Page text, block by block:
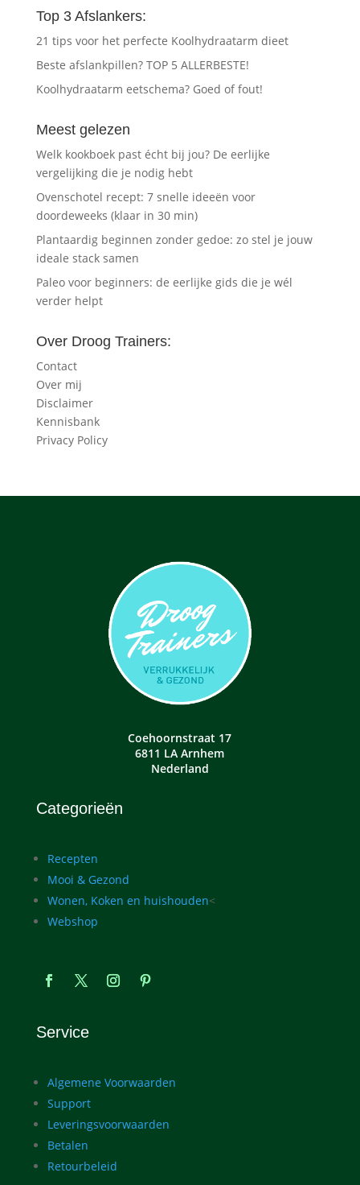
Top 3 Afslankers:
21 tips voor het perfecte Koolhydraatarm dieet
Beste afslankpillen? TOP 5 ALLERBESTE!
Koolhydraatarm eetschema? Goed of fout!
Meest gelezen
Welk kookboek past écht bij jou? De eerlijke
vergelijking die je nodig hebt
Ovenschotel recept: 7 snelle ideeën voor
doordeweeks (klaar in 30 min)
Plantaardig beginnen zonder gedoe: zo stel je jouw
ideale stack samen
Paleo voor beginners: de eerlijke gids die je wél
verder helpt
Over Droog Trainers:
Contact
Over mij
Disclaimer
Kennisbank
Privacy Policy
Coehoornstraat 17
6811 LA Arnhem
Nederland
Categorieën
Recepten
Mooi & Gezond
Wonen, Koken en huishouden<
Webshop
Service
Algemene Voorwaarden
Support
Leveringsvoorwaarden
Betalen
Retourbeleid